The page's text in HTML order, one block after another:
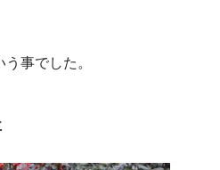
事でした。